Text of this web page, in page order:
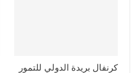
كرنفال بريدة الدولي للتمور